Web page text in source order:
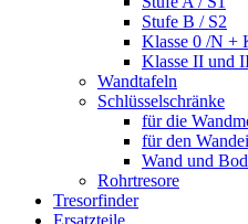
Stufe B / S2
Klasse 0 /N +
Klasse II und
Wandtafeln
Schlüsselschränke
für die
für den
Wand und
Rohrtresore
Tresorfinder
Ersatzteile